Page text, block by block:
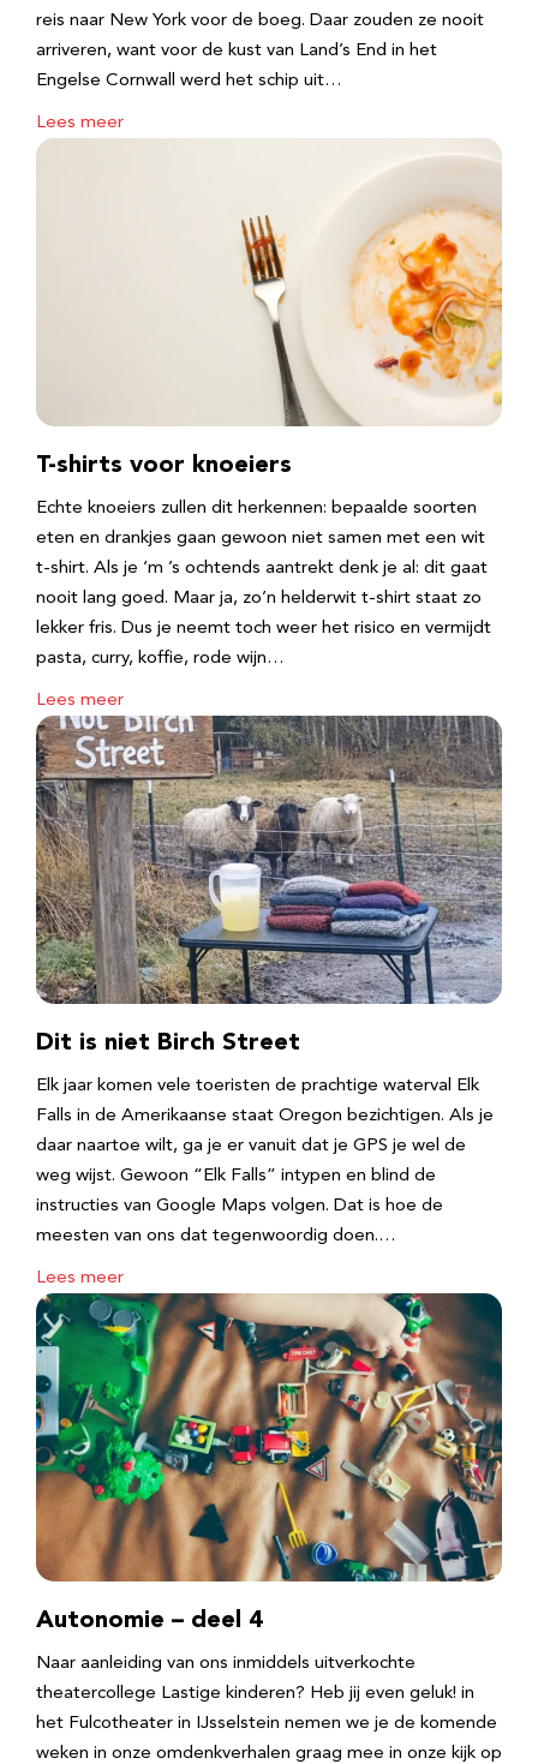
reis naar New York voor de boeg. Daar zouden ze nooit
arriveren, want voor de kust van Land’s End in het
Engelse Cornwall werd het schip uit…
Lees meer
T-shirts voor knoeiers
Echte knoeiers zullen dit herkennen: bepaalde soorten
eten en drankjes gaan gewoon niet samen met een wit
t-shirt. Als je ‘m ’s ochtends aantrekt denk je al: dit gaat
nooit lang goed. Maar ja, zo’n helderwit t-shirt staat zo
lekker fris. Dus je neemt toch weer het risico en vermijdt
pasta, curry, koffie, rode wijn…
Lees meer
Dit is niet Birch Street
Elk jaar komen vele toeristen de prachtige waterval Elk
Falls in de Amerikaanse staat Oregon bezichtigen. Als je
daar naartoe wilt, ga je er vanuit dat je GPS je wel de
weg wijst. Gewoon “Elk Falls” intypen en blind de
instructies van Google Maps volgen. Dat is hoe de
meesten van ons dat tegenwoordig doen.…
Lees meer
Autonomie – deel 4
Naar aanleiding van ons inmiddels uitverkochte
theatercollege Lastige kinderen? Heb jij even geluk! in
het Fulcotheater in IJsselstein nemen we je de komende
weken in onze omdenkverhalen graag mee in onze kijk op